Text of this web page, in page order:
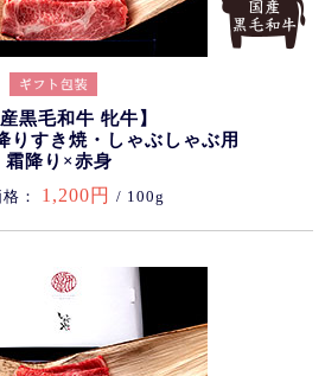
産黒毛和牛 牝牛】
すき焼・しゃぶしゃぶ用
霜降り×赤身
： 1,200円 / 100g